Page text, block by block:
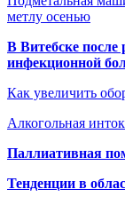
метлу осенью
В Витебске
инфекционной
Как увеличить
Алкогольная
Паллиативная
Тенденции в